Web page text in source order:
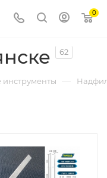
0
62
—